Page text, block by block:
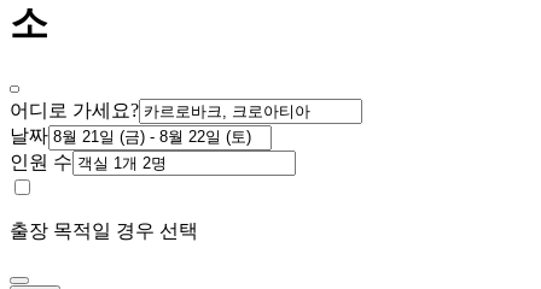
소
어디로 가세요?
날짜
인원 수
출장 목적일 경우 선택